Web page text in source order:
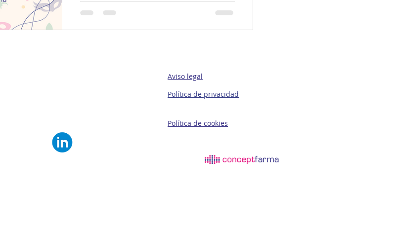
se colocaban este accesorio, tan señalado
en estas...
Aviso legal
Política de privacidad
Política de cookies